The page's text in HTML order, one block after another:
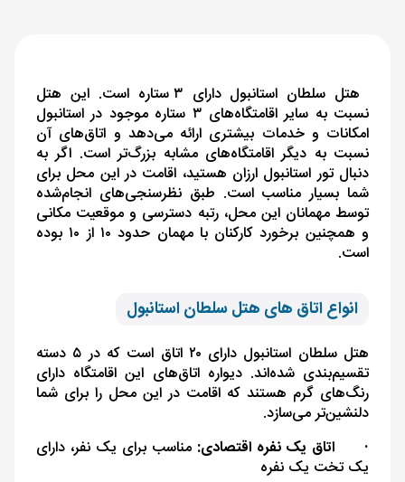
هتل سلطان استانبول دارای ۳ ستاره است. این هتل
نسبت به سایر اقامتگاه‌های ۳ ستاره موجود در استانبول
امکانات و خدمات بیشتری ارائه می‌دهد و اتاق‌های آن
نسبت به دیگر اقامتگاه‌های مشابه بزرگ‌تر است. اگر به
دنبال تور استانبول ارزان هستید، اقامت در این محل برای
شما بسیار مناسب است. طبق نظرسنجی‌های انجام‌شده
توسط مهمانان این محل، رتبه دسترسی و موقعیت مکانی
و همچنین برخورد کارکنان با مهمان حدود ۱۰ از ۱۰ بوده
است.
انواع اتاق های هتل سلطان استانبول
هتل سلطان استانبول دارای ۲۰ اتاق است که در ۵ دسته
تقسیم‌بندی شده‌اند. دیواره اتاق‌های این اقامتگاه دارای
رنگ‌های گرم هستند که اقامت در این محل را برای شما
دلنشین‌تر می‌سازد.
·
اتاق یک نفره اقتصادی: مناسب برای یک نفر، دارای
یک تخت یک نفره